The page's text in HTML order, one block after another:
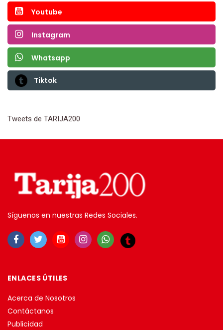
Youtube
Instagram
Whatsapp
Tiktok
Tweets de TARIJA200
Síguenos en nuestras Redes Sociales.
ENLACES ÚTILES
Acerca de Nosotros
Contáctanos
Publicidad